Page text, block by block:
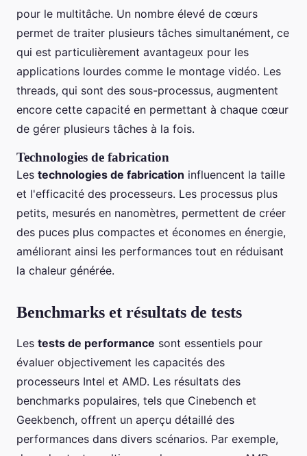
pour le multitâche. Un nombre élevé de cœurs
permet de traiter plusieurs tâches simultanément, ce
qui est particulièrement avantageux pour les
applications lourdes comme le montage vidéo. Les
threads, qui sont des sous-processus, augmentent
encore cette capacité en permettant à chaque cœur
de gérer plusieurs tâches à la fois.
Technologies de fabrication
Les technologies de fabrication influencent la taille
et l'efficacité des processeurs. Les processus plus
petits, mesurés en nanomètres, permettent de créer
des puces plus compactes et économes en énergie,
améliorant ainsi les performances tout en réduisant
la chaleur générée.
Benchmarks et résultats de tests
Les tests de performance sont essentiels pour
évaluer objectivement les capacités des
processeurs Intel et AMD. Les résultats des
benchmarks populaires, tels que Cinebench et
Geekbench, offrent un aperçu détaillé des
performances dans divers scénarios. Par exemple,